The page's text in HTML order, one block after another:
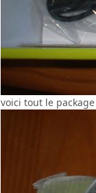
voici tout le